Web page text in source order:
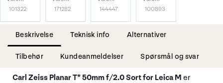
101322
171282
144447
100893
Beskrivelse Teknisk info Alternativer
Tilbehør Kundeanmeldelser Spørsmål og svar
Carl Zeiss Planar T* 50mm f/2.0 Sort for Leica M er